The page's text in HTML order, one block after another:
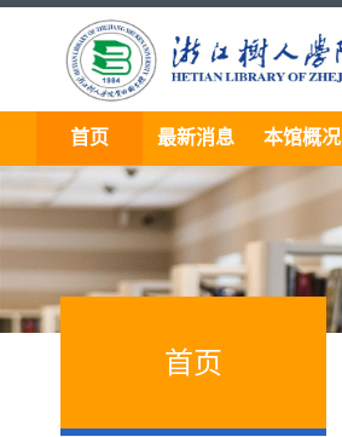
首页 最新消息 本馆概况
首页